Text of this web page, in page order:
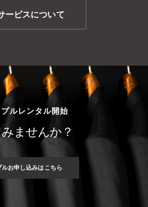
ービスについて
ルレンタル開始
ませんか？
お申し込みはこちら